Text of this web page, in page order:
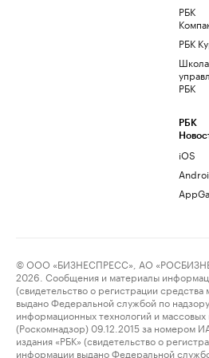
РБК
РБК
Школа
РБК
РБК
iOS
© ООО «БИЗНЕСПРЕСС», АО
2026. Сообщения и материалы
(свидетельство о регистрации
выдано Федеральной службой по
информационных технологий и
(Роскомнадзор) 09.12.2015 за номером
издания «РБК» (свидетельство о
информации выдано Федеральной